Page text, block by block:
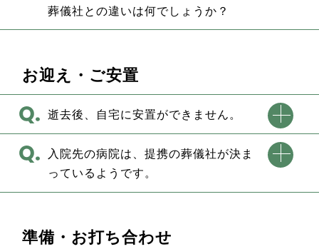
葬儀社との違いは何でしょうか？
お迎え・ご安置
逝去後、自宅に安置ができません。
入院先の病院は、提携の葬儀社が決ま
っているようです。
準備・お打ち合わせ